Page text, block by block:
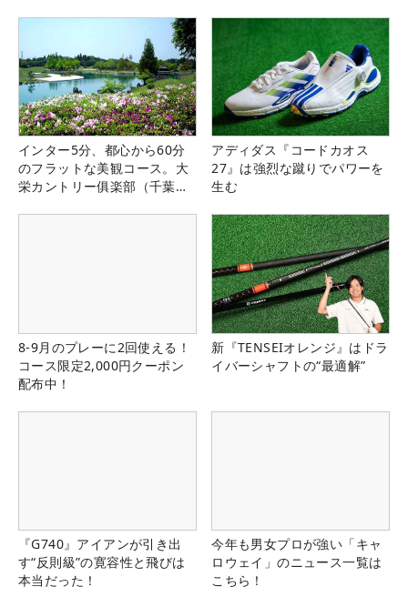
インター5分、都心から60分
のフラットな美観コース。大
栄カントリー俱楽部（千葉
アディダス『コードカオス
27』は強烈な蹴りでパワーを
生む
8-9月のプレーに2回使える！
コース限定2,000円クーポン
配布中！
新『TENSEIオレンジ』はドラ
イバーシャフトの“最適解”
『G740』アイアンが引き出
す“反則級”の寛容性と飛びは
本当だった！
今年も男女プロが強い「キャ
ロウェイ」のニュース一覧は
こちら！